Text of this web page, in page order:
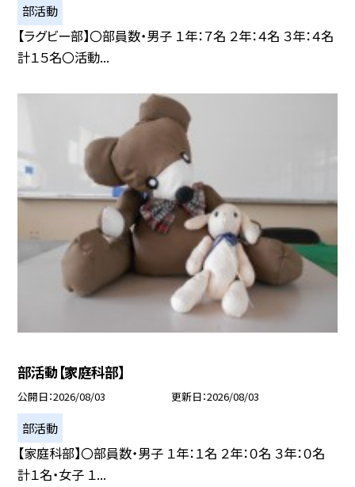
部活動
【ラグビー部】〇部員数・男子 １年：７名 ２年：４名 ３年：４名
計１５名〇活動...
部活動【家庭科部】
公開日 2026/08/03 更新日 2026/08/03
部活動
【家庭科部】〇部員数・男子 １年：１名 ２年：０名 ３年：０名
計１名・女子 １...